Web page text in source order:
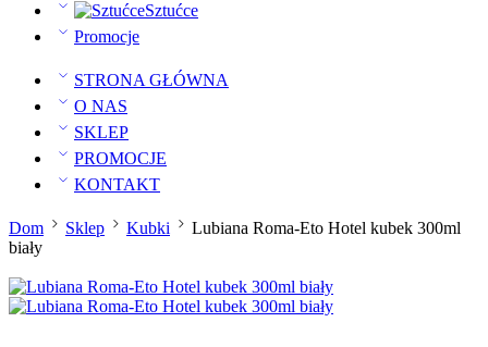
Sztućce
Promocje
STRONA GŁÓWNA
O NAS
SKLEP
PROMOCJE
KONTAKT
Dom Sklep Kubki
Lubiana Roma-Eto Hotel kubek 300ml
biały